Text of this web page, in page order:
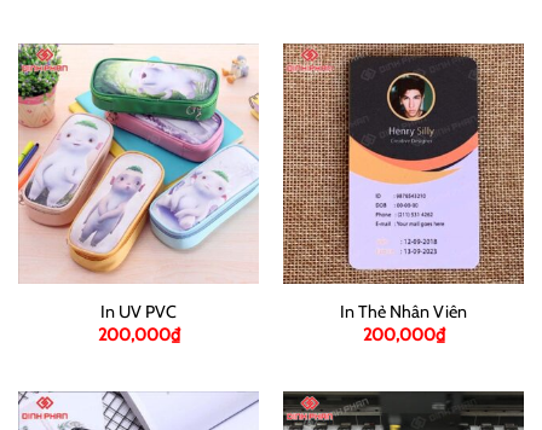
In UV PVC
200,000₫
In Thẻ Nhân Viên
200,000₫